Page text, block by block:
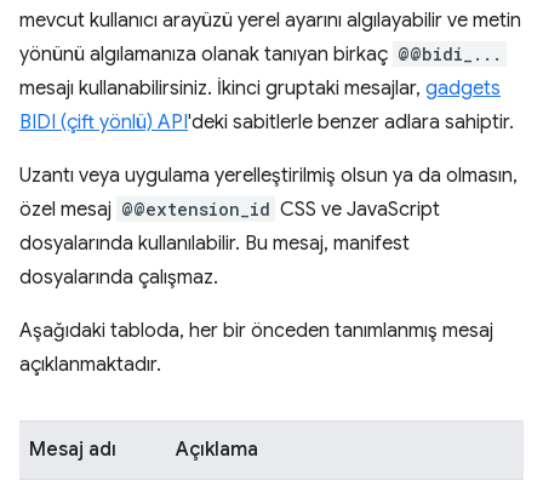
mevcut kullanıcı arayüzü yerel ayarını algılayabilir ve metin
yönünü algılamanıza olanak tanıyan birkaç @@bidi_...
mesajı kullanabilirsiniz. İkinci gruptaki mesajlar, gadgets
BIDI (çift yönlü) API'deki sabitlerle benzer adlara sahiptir.
Uzantı veya uygulama yerelleştirilmiş olsun ya da olmasın,
özel mesaj @@extension_id CSS ve JavaScript
dosyalarında kullanılabilir. Bu mesaj, manifest
dosyalarında çalışmaz.
Aşağıdaki tabloda, her bir önceden tanımlanmış mesaj
açıklanmaktadır.
Mesaj adı Açıklama